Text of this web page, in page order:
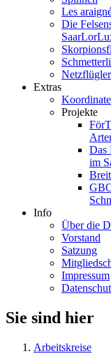
Les
Die
Netzflügler
Extras
Projekte
Das
im
Info
Über die
Vorstand
Satzung
Impressum
Sie sind hier
Arbeitskreise